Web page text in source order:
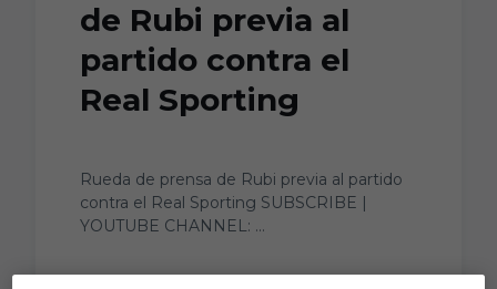
de Rubi previa al
partido contra el
Real Sporting
Rueda de prensa de Rubi previa al partido
contra el Real Sporting SUBSCRIBE |
YOUTUBE CHANNEL: ...